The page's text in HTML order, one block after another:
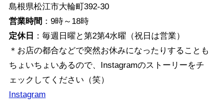
島根県松江市大輪町392-30
営業時間 ：9時～18時
定休日 ：毎週日曜と第2第4水曜（祝日は営業）
＊お店の都合などで突然お休みになったりすることも
ちょいちょいあるので、Instagramのストーリーをチ
ェックしてください（笑）
Instagram